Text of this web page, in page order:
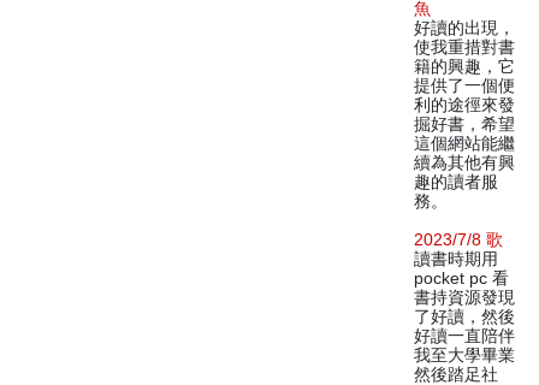
魚
好讀的出現，
使我重措對書
籍的興趣，它
提供了一個便
利的途徑來發
掘好書，希望
這個網站能繼
續為其他有興
趣的讀者服
務。
2023/7/8 歌
讀書時期用
pocket pc 看
書持資源發現
了好讀，然後
好讀一直陪伴
我至大學畢業
然後踏足社